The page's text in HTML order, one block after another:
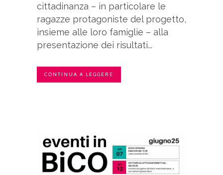
cittadinanza – in particolare le
ragazze protagoniste del progetto,
insieme alle loro famiglie – alla
presentazione dei risultati...
CONTINUA A LEGGERE